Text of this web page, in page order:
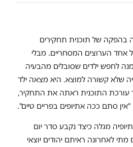
בהפקה של תוכנית תחקירים
אחד הערוצים המסחריים. מבלי
לחפש ילדים שסובלים מהבעיה
שלא קשורה למוצא. היא מצאה ילד
עורכת התוכנית ראתה את התחקיר,
סתם ככה אתיופים בפריים טיים".
מגלה כיצד נקבע סדר יום
לאחרונה ראיתם יהודים יוצאי